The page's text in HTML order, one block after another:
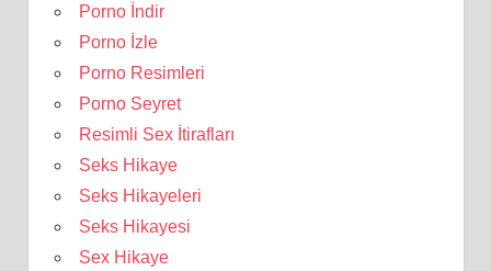
Porno İndir
Porno İzle
Porno Resimleri
Porno Seyret
Resimli Sex İtirafları
Seks Hikaye
Seks Hikayeleri
Seks Hikayesi
Sex Hikaye